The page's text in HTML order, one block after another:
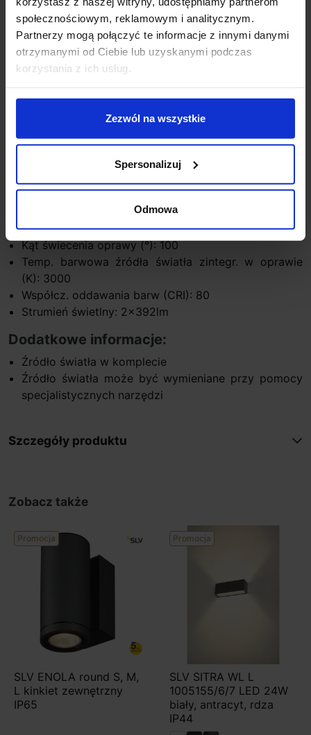
społecznościowym, reklamowym i analitycznym.
Partnerzy mogą połączyć te informacje z innymi danymi
otrzymanymi od Ciebie lub uzyskanymi podczas
korzystania z ich usług.
Zezwól na wszystkie
Spersonalizuj
Odmowa
budynków zarówno mieszkalnych jak i użyteczności
publicznej.
Dane techniczne:
Sposoby montażu: naścienny
Kolor: antracyt
Materiał: Aluminium
Wysokość (cm): 24
Głębokość (cm): 6.6
Moc oprawy (W): 16
Klasa bezpieczeństwa: I
Stopień ochrony IP: 54
Kąt świecenia oprawy (°): 100
Temp. barwowa źródła światła zintegr. w oprawie
(K): 3000
Współcz. oddawania barw (CRI): 80
Strumień świetlny: 2x392lm
Dodatkowe informacje:
Źródło światła w komplecie
Źródło światła może być wymieniane przy pomocy
specjalistycznych narzędzi
Szczegóły produktu
Zobacz także
Promocja
SLV ENOLA round S, M,
L kinkiet zewnętrzny
IP65
Promocja
SLV SITRA WL L
1005155/6/7 LED 24W
biały, antracyt, rdza
IP44